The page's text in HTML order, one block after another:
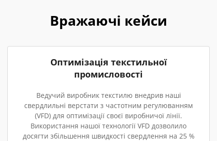
Вражаючі кейси
Оптимізація текстильної
промисловості
Ведучий виробник текстилю внедрив наші
свердлильні верстати з частотним регулюванням
(VFD) для оптимізації своєї виробничої лінії.
Використання нашої технології VFD дозволило
досягти збільшення швидкості свердлення на 25 %